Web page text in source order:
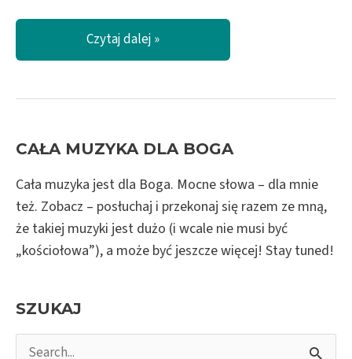
Podróż
po
zgasło
Czytaj dalej »
CAŁA MUZYKA DLA BOGA
Cała muzyka jest dla Boga. Mocne słowa – dla mnie
też. Zobacz – posłuchaj i przekonaj się razem ze mną,
że takiej muzyki jest dużo (i wcale nie musi być
„kościołowa”), a może być jeszcze więcej! Stay tuned!
SZUKAJ